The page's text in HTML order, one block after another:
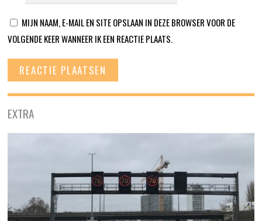
MIJN NAAM, E-MAIL EN SITE OPSLAAN IN DEZE BROWSER VOOR DE
VOLGENDE KEER WANNEER IK EEN REACTIE PLAATS.
EXTRA